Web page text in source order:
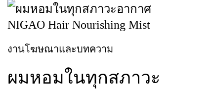
งานโฆษณาและบทความ
ผมหอมในทุกสภาวะ